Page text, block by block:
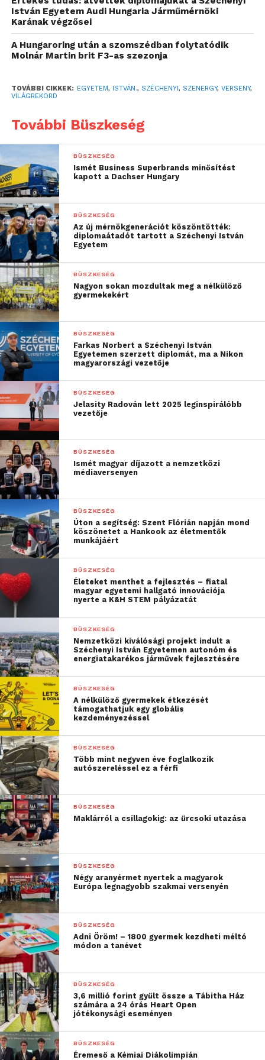
óriási felelősség címvédőnek lenni, tudni kell
kezelni a sikert, emiatt rendkívül fontos a motiváció
megőrzése.
Hozzá csatlakozott dr. Szauter Ferenc, az egyetem
SZEnergy Team alapítója, aki köszöntőjében
kitűzhet maga elé. Megkérte korunk népszerű,
ChatGPT-t, hogy vázoljon fel pár lehetséges
jövőbeni sikertörténetet a gárda számára.
Legnagyobb meglepetésére a program által javasolt
pontok közül néhányat már ki is pipálhatott a
társaság.
„Nemzetközi sikerek?
Szerényen, de kellő
büszkeséggel
mondhatjuk, ezt már
elértük, a nyugat-európai
egyetemek csapatai
figyelnek ránk és számon
tartanak minket.
Alapítsunk startupot?
Nos, egykori és jelenlegi
csapattagok
részvételével már több
mint egy éve létrejött a
Quatic nevet kapott
spinoff cég, amely
elektromos hajtásláncot
fejleszt gokartokba.
Egyedi oktatási
programok? A csapat
maga egy egyedi oktatási
program, hiszen a
hallgatók valódi mérnöki
kihívást kell
teljesítsenek, és ez a
legjobb tanulási
módszer”
– sorolta az elért mérföldköveket az igazgató.
A beszédeket követően Krecz Dávid csapatvezető
bemutatta, mi vár a csapatra az idei Shell-Eco
Marathon versenyen. Az európai futamot idén is a
franciaországi Nogaro pályáján tartják május végén,
ott kerül sor az energiahatékonysági, és az önvezető
funkciókat tesztelő autonóm versenyszámra is. Az
István Egyetem Audi Hungaria Járműmérnöki
Karának végzősei
A Hungaroring után a szomszédban folytatódik
Molnár Martin brit F3-as szezonja
TOVÁBBI CIKKEK: EGYETEM, ISTVÁN., SZÉCHENYI, SZENERGY, VERSENY,
VILÁGREKORD
További Büszkeség
BÜSZKESÉG
Ismét Business Superbrands minősítést
kapott a Dachser Hungary
BÜSZKESÉG
Az új mérnökgenerációt köszöntötték:
diplomaátadót tartott a Széchenyi István
Egyetem
BÜSZKESÉG
Nagyon sokan mozdultak meg a nélkülöző
gyermekekért
BÜSZKESÉG
Farkas Norbert a Széchenyi István
Egyetemen szerzett diplomát, ma a Nikon
magyarországi vezetője
BÜSZKESÉG
Jelasity Radován lett 2025 leginspirálóbb
vezetője
BÜSZKESÉG
Ismét magyar díjazott a nemzetközi
médiaversenyen
BÜSZKESÉG
Úton a segítség: Szent Flórián napján mond
köszönetet a Hankook az életmentők
munkájáért
BÜSZKESÉG
Életeket menthet a fejlesztés – fiatal
magyar egyetemi hallgató innovációja
nyerte a K&H STEM pályázatát
BÜSZKESÉG
Nemzetközi kiválósági projekt indult a
Széchenyi István Egyetemen autonóm és
energiatakarékos járművek fejlesztésére
BÜSZKESÉG
A nélkülöző gyermekek étkezését
támogathatjuk egy globális
kezdeményezéssel
BÜSZKESÉG
Több mint negyven éve foglalkozik
autószereléssel ez a férfi
BÜSZKESÉG
Maklárról a csillagokig: az űrcsoki utazása
BÜSZKESÉG
Négy aranyérmet nyertek a magyarok
Európa legnagyobb szakmai versenyén
BÜSZKESÉG
Adni Öröm! – 1800 gyermek kezdheti méltó
módon a tanévet
BÜSZKESÉG
3,6 millió forint gyűlt össze a Tábitha Ház
számára a 24 órás Heart Open
jótékonysági eseményen
BÜSZKESÉG
Éremeső a Kémiai Diákolimpián